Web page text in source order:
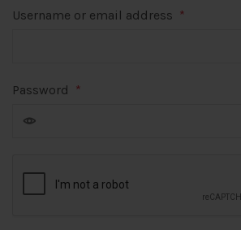
Username or email address *
Password *